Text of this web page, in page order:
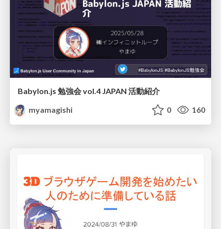
Babylon.js 勉強会 vol.4 JAPAN 活動紹介
myamagishi
0 160